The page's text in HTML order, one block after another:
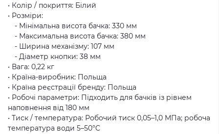
• Колір / покриття: Білий
• Розміри:
- Мінімальна висота бачка: 330 мм
- Максимальна висота бачка: 380 мм
- Ширина механізму: 107 мм
- Діаметр кнопки: 38 мм
• Вага: 0,22 кг
• Країна-виробник: Польща
• Країна реєстрації бренду: Польща
• Робочі параметри: Підходить для бачків із рівнем
наповнення від 180 мм
• Тиск / температура: Робочий тиск 0,05–1,0 МПа; робоча
температура води 5–50°C